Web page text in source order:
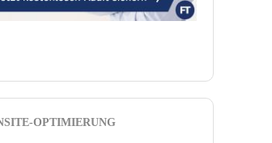
OPTIMIERUNG